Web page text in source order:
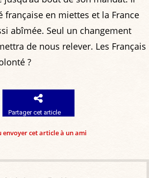
française en miettes et la France
abîmée. Seul un changement
de nous relever. Les Français
?
Partager cet article
envoyer cet article à un ami